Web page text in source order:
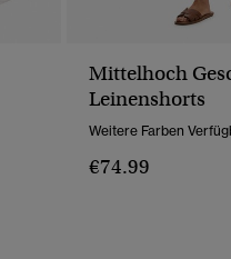
Mittelhoch
Leinenshorts
Weitere Farben
€74.99